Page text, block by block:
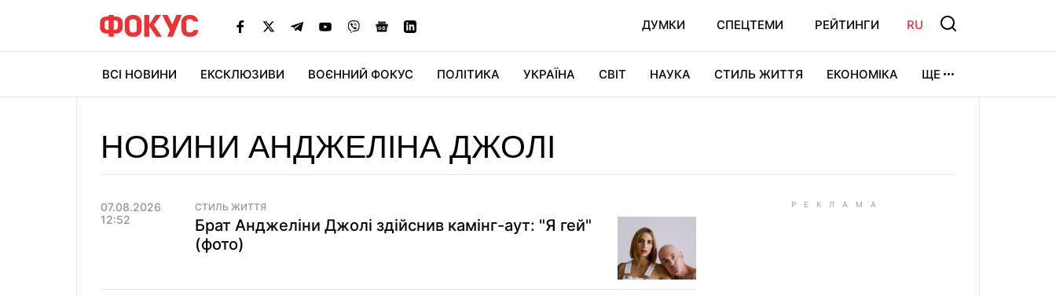
ДУМКИ СПЕЦТЕМИ РЕЙТИНГИ RU
ВСІ НОВИНИ ЕКСКЛЮЗИВИ ВОЄННИЙ ФОКУС ПОЛІТИКА УКРАЇНА СВІТ НАУКА СТИЛЬ ЖИТТЯ ЕКОНОМІКА ЩЕ
НОВИНИ АНДЖЕЛІНА ДЖОЛІ
07.08.2026
12:52
СТИЛЬ ЖИТТЯ
Брат Анджеліни Джолі здійснив камінг-аут: "Я гей"
(фото)